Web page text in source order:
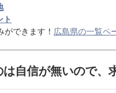
ト
できます！ 広島県の一覧ペ
自信が無いので